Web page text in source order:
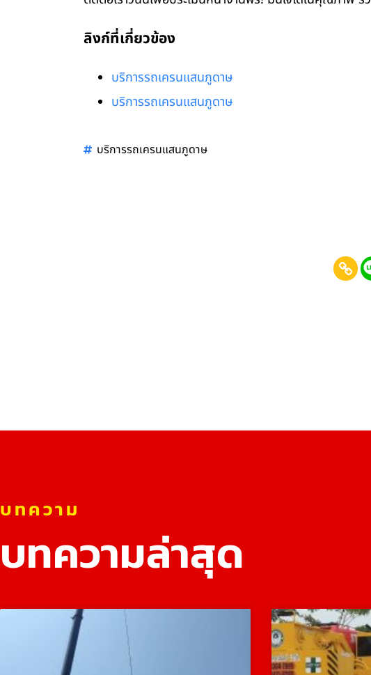
ลิงก์ที่เกี่ยวข้อง
บริการรถเครนแสนภูดาษ
บริการรถเครนแสนภูดาษ
บริการรถเครนแสนภูดาษ
บทความ
บทความล่าสุด